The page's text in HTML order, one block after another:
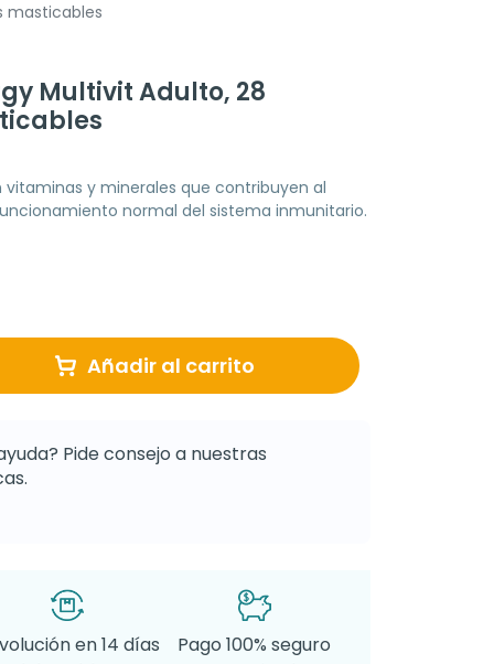
masticables
Multivit Adulto, 28
y minerales que contribuyen al
normal del sistema inmunitario.
Añadir al carrito
Pide consejo a nuestras
en 14 días
Pago 100% seguro